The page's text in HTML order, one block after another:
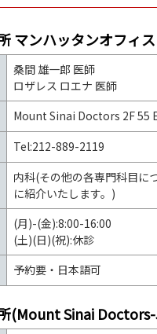
マンハッタンオフィ
桑間 雄一郎 医師
ロザレス ロエナ 医師
Mount Sinai Doctors 2F 55
Tel:212-889-2119
内科(その他の各専門科目
に紹介いたします。)
(月)-(金):8:00-16:00
(土)(日)(祝):休診
予約要・日本語可
(Mount Sinai